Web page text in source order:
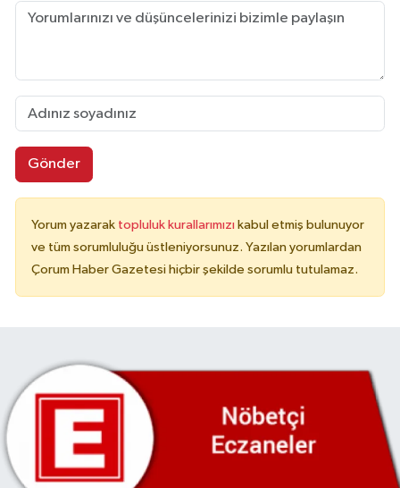
Gönder
Yorum yazarak topluluk kurallarımızı kabul etmiş bulunuyor
ve tüm sorumluluğu üstleniyorsunuz. Yazılan yorumlardan
Çorum Haber Gazetesi hiçbir şekilde sorumlu tutulamaz.